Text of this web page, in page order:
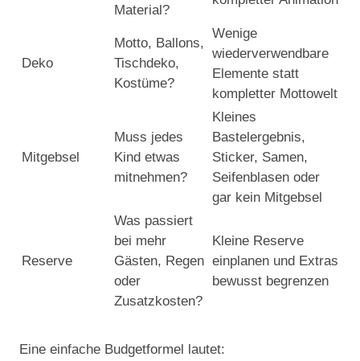
Material?
Deko
Motto, Ballons,
Tischdeko,
Kostüme?
Wenige
wiederverwendbare
Elemente statt
kompletter Mottowelt
Mitgebsel
Muss jedes
Kind etwas
mitnehmen?
Kleines
Bastelergebnis,
Sticker, Samen,
Seifenblasen oder
gar kein Mitgebsel
Reserve
Was passiert
bei mehr
Gästen, Regen
oder
Zusatzkosten?
Kleine Reserve
einplanen und Extras
bewusst begrenzen
Eine einfache Budgetformel lautet: